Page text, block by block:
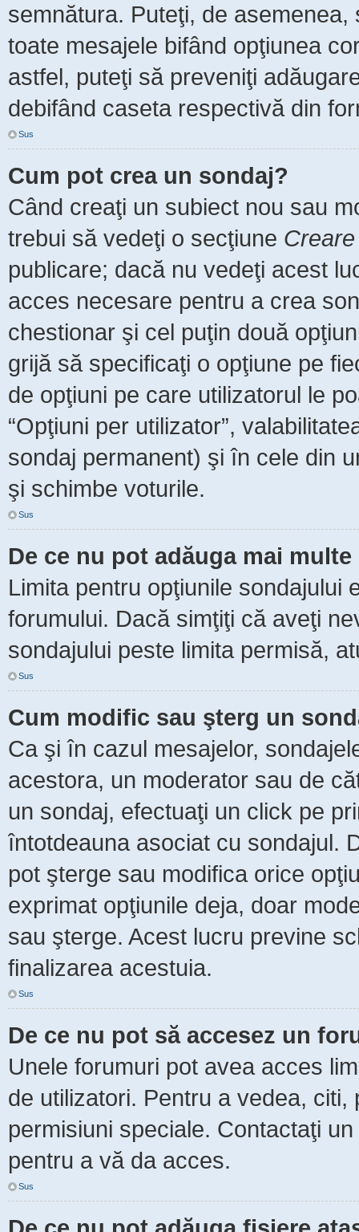
semnătura. Puteţi, de
toate mesajele bifând opţiunea
astfel, puteţi să preveniţi
debifând caseta respectivă din
Sus
Cum pot crea un sondaj?
Când creaţi un subiect nou sau
trebui să vedeţi o secţiune
publicare; dacă nu vedeţi acest
acces necesare pentru a crea
chestionar şi cel puţin două
grijă să specificaţi o opţiune pe
de opţiuni pe care utilizatorul le
“Opţiuni per utilizator”,
sondaj permanent) şi în cele din
şi schimbe voturile.
Sus
De ce nu pot adăuga mai
Limita pentru opţiunile sondajului
forumului. Dacă simţiţi că aveţi
sondajului peste limita permisă,
Sus
Cum modific sau şterg un
Ca şi în cazul mesajelor,
acestora, un moderator sau de
un sondaj, efectuaţi un click pe
întotdeauna asociat cu sondajul.
pot şterge sau modifica orice
exprimat opţiunile deja, doar
sau şterge. Acest lucru previne
finalizarea acestuia.
Sus
De ce nu pot să accesez un
Unele forumuri pot avea acces
de utilizatori. Pentru a vedea,
permisiuni speciale. Contactaţi
pentru a vă da acces.
Sus